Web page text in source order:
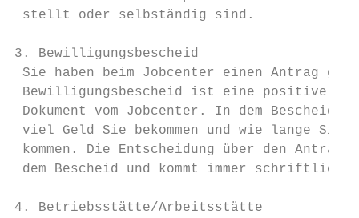
stellt oder selbständig sind.
3. Bewilligungsbescheid
Sie haben beim Jobcenter einen Antrag
Bewilligungsbescheid ist eine positive
Dokument vom Jobcenter. In dem Bescheid
viel Geld Sie bekommen und wie lange Sie
kommen. Die Entscheidung über den
dem Bescheid und kommt immer schriftlich.
4. Betriebsstätte/Arbeitsstätte